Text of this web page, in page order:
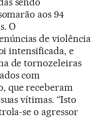
aos 94
O
de violência
intensificada, e
de tornozeleiras
com
que receberam
vítimas. “Isto
se o agressor